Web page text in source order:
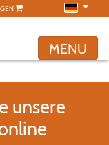
MENU
unsere